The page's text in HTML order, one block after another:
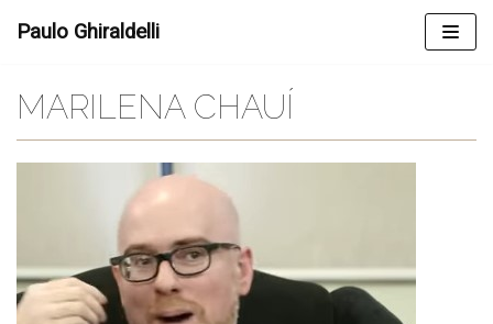
Skip
Paulo Ghiraldelli
MARILENA CHAUÍ